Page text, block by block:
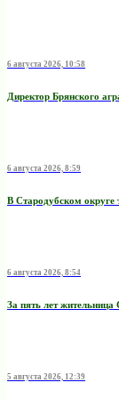
6 августа 2026, 10:58
Директор Брянского
6 августа 2026, 8:59
В Стародубском округе
6 августа 2026, 8:54
За пять лет жительница
5 августа 2026, 12:39